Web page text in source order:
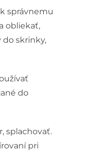
správnemu
obliekať,
do skrinky,
do
splachovať.
pri